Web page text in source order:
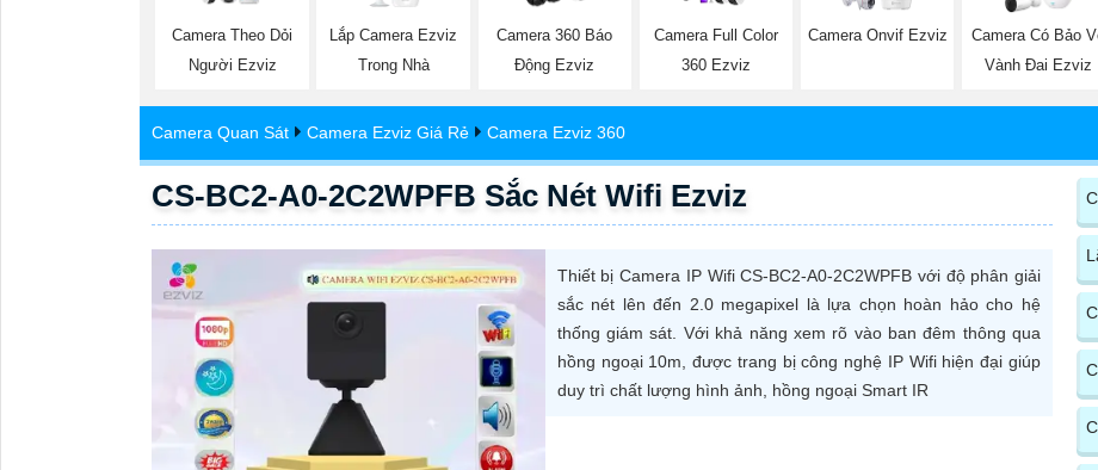
Camera Theo Dỏi
Người Ezviz
Lắp Camera Ezviz
Trong Nhà
Camera 360 Báo
Động Ezviz
Camera Full Color
360 Ezviz
Camera Onvif Ezviz
Camera Có Bảo
Vành Đai Ezviz
Camera Quan Sát Camera Ezviz Giá Rẻ Camera Ezviz 360
CS-BC2-A0-2C2WPFB Sắc Nét Wifi Ezviz
Thiết bị Camera IP Wifi CS-BC2-A0-2C2WPFB với độ phân giải
sắc nét lên đến 2.0 megapixel là lựa chọn hoàn hảo cho hệ
thống giám sát. Với khả năng xem rõ vào ban đêm thông qua
hồng ngoại 10m, được trang bị công nghệ IP Wifi hiện đại giúp
duy trì chất lượng hình ảnh, hồng ngoại Smart IR